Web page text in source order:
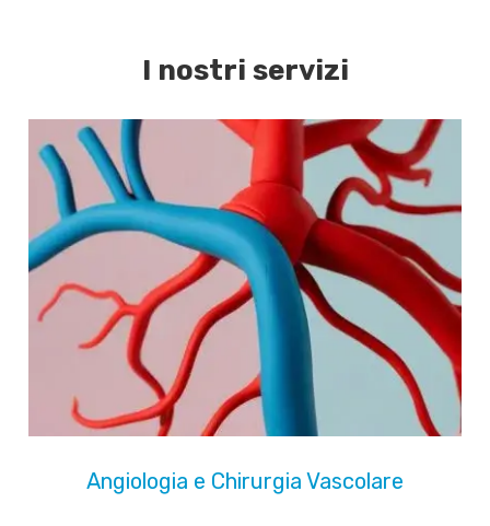
I nostri servizi
Cardiochirurgia